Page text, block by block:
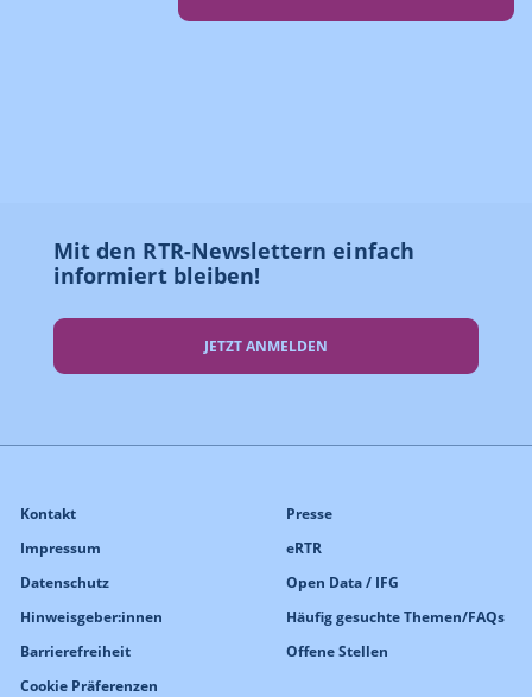
Mit den RTR-Newslettern einfach
informiert bleiben!
JETZT ANMELDEN
Kontakt
Impressum
Datenschutz
Hinweisgeber:innen
Barrierefreiheit
Cookie Präferenzen
Presse
eRTR
Open Data / IFG
Häufig gesuchte Themen/FAQs
Offene Stellen